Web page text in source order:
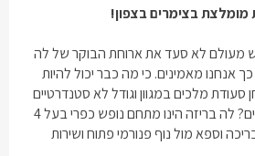
מומלצת בצימרים בצפון!
מעולם לא סעד את ארוחת הבוקר של לה
אנחנו מאמינים. כי מה כבר יכול להיות
מלכים במגוון וגודל לא סטנדרטיים
עם קינוחים טעימים לילדים? לה בריזה הינו מתחם נופש כפרי בעל 4
וספא מול נוף פנורמי פתוח ושירות